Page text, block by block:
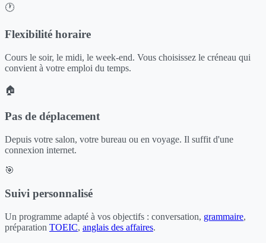
🕐
Flexibilité horaire
Cours le soir, le midi, le week-end. Vous choisissez le créneau qui
convient à votre emploi du temps.
🏠
Pas de déplacement
Depuis votre salon, votre bureau ou en voyage. Il suffit d'une
connexion internet.
🎯
Suivi personnalisé
Un programme adapté à vos objectifs : conversation, grammaire,
préparation TOEIC, anglais des affaires.